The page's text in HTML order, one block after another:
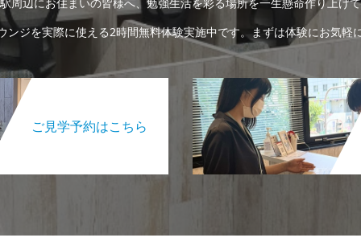
ンジを実際に使える2時間無料体験実施中です。まずは体験にお気軽
ご見学予約はこちら